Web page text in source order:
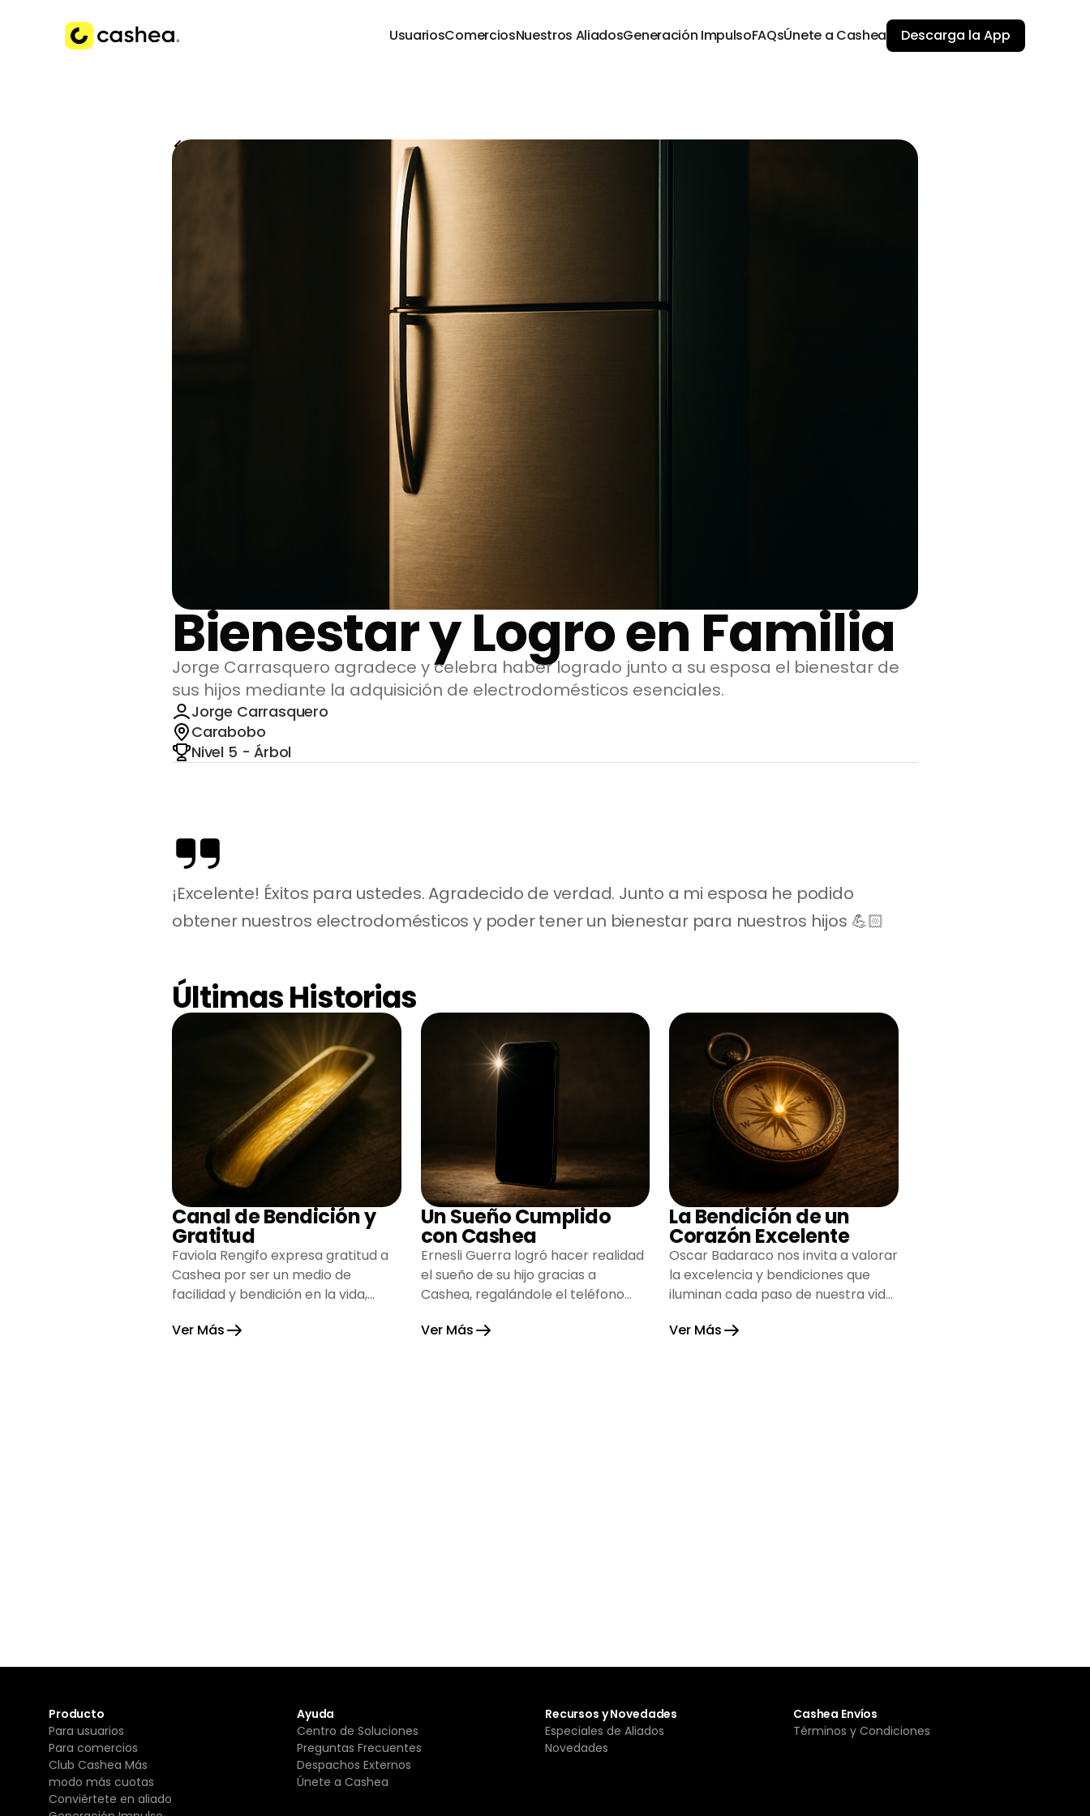
UsuariosComerciosNuestros AliadosGeneración ImpulsoFAQsÚnete a Cashea Descarga la App
Volver a Historias
Bienestar y Logro en Familia
Jorge Carrasquero agradece y celebra haber logrado junto a su esposa el bienestar de
sus hijos mediante la adquisición de electrodomésticos esenciales.
Jorge Carrasquero
Carabobo
Nivel 5 - Árbol
¡Excelente! Éxitos para ustedes. Agradecido de verdad. Junto a mi esposa he podido
obtener nuestros electrodomésticos y poder tener un bienestar para nuestros hijos 💪🏻
Últimas Historias
Canal de Bendición y
Gratitud
Faviola Rengifo expresa gratitud a
Cashea por ser un medio de
facilidad y bendición en la vida,
esperanza.
Ver Más
Un Sueño Cumplido
con Cashea
Ernesli Guerra logró hacer realidad
el sueño de su hijo gracias a
Cashea, regalándole el teléfono
alegría su hogar.
Ver Más
La Bendición de un
Corazón Excelente
Oscar Badaraco nos invita a valorar
la excelencia y bendiciones que
iluminan cada paso de nuestra vida,
gratitud y fortaleza.
Ver Más
Producto
Para usuarios
Para comercios
Club Cashea Más
modo más cuotas
Conviértete en aliado
Ayuda
Centro de Soluciones
Preguntas Frecuentes
Despachos Externos
Únete a Cashea
Recursos y Novedades
Especiales de Aliados
Novedades
Cashea Envíos
Términos y Condiciones